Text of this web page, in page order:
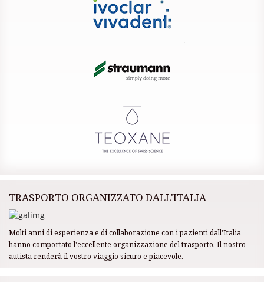
TRASPORTO ORGANIZZATO DALL'ITALIA
Molti anni di esperienza e di collaborazione con i pazienti dall'Italia
hanno comportato l'eccellente organizzazione del trasporto. Il nostro
autista renderà il vostro viaggio sicuro e piacevole.